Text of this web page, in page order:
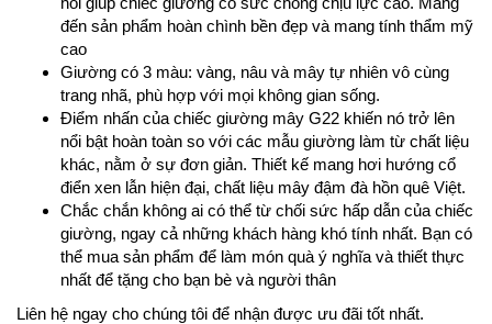
đến sản phẩm hoàn chình bền đẹp và mang tính thẩm mỹ
cao
Giường có 3 màu: vàng, nâu và mây tự nhiên vô cùng
trang nhã, phù hợp với mọi không gian sống.
Điểm nhấn của chiếc giường mây G22 khiến nó trở lên
nổi bật hoàn toàn so với các mẫu giường làm từ chất liệu
khác, nằm ở sự đơn giản. Thiết kế mang hơi hướng cổ
điển xen lẫn hiện đại, chất liệu mây đậm đà hồn quê Việt.
Chắc chắn không ai có thể từ chối sức hấp dẫn của chiếc
giường, ngay cả những khách hàng khó tính nhất. Bạn có
thể mua sản phẩm để làm món quà ý nghĩa và thiết thực
nhất để tặng cho bạn bè và người thân
Liên hệ ngay cho chúng tôi để nhận được ưu đãi tốt nhất.